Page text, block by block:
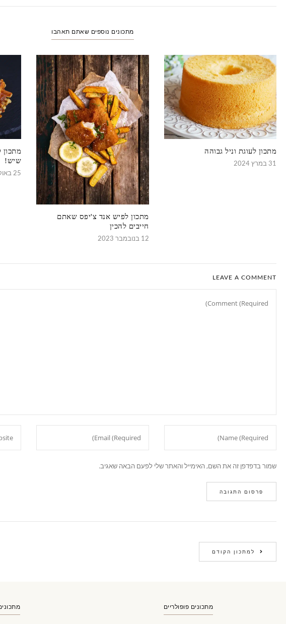
מתכונים נוספים שאתם תאהבו
מתכון לעוגת וניל גבוהה
31 במרץ 2024
מתכון לפיש אנד צ'יפס שאתם
חייבים להכין
12 בנובמבר 2023
מתכון
שיש!
25 באוקטובר 2023
LEAVE A COMMENT
שמור בדפדפן זה את השם, האימייל והאתר שלי לפעם הבאה שאגיב.
למתכון הקודם
מתכונים פופולריים